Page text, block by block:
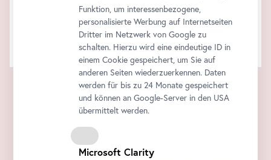
Funktion, um interessenbezogene,
personalisierte Werbung auf Internetseiten
Dritter im Netzwerk von Google zu
schalten. Hierzu wird eine eindeutige ID in
einem Cookie gespeichert, um Sie auf
anderen Seiten wiederzuerkennen. Daten
werden für bis zu 24 Monate gespeichert
und können an Google-Server in den USA
übermittelt werden.
Microsoft Clarity